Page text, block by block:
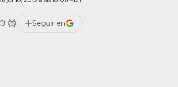
de Estados Unidos— y al
[…]
Seguir en